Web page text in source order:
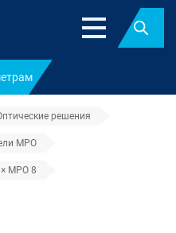
Найти
решения
MPO
MPO 8